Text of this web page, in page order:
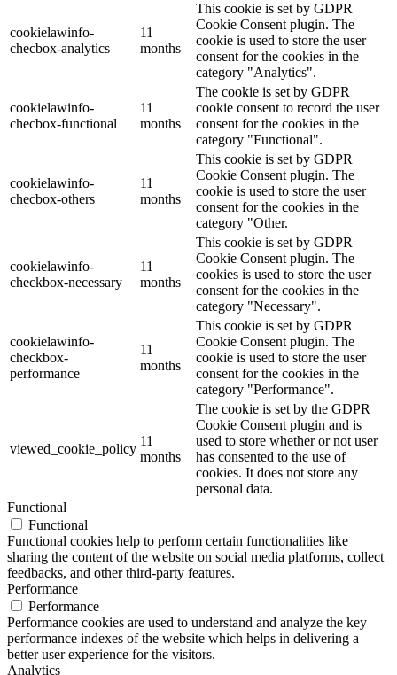
cookielawinfo-
checbox-analytics
11
months
This cookie is set by GDPR
Cookie Consent plugin. The
cookie is used to store the user
consent for the cookies in the
category "Analytics".
cookielawinfo-
checbox-functional
11
months
The cookie is set by GDPR
cookie consent to record the user
consent for the cookies in the
category "Functional".
cookielawinfo-
checbox-others
11
months
This cookie is set by GDPR
Cookie Consent plugin. The
cookie is used to store the user
consent for the cookies in the
category "Other.
cookielawinfo-
checkbox-necessary
11
months
This cookie is set by GDPR
Cookie Consent plugin. The
cookies is used to store the user
consent for the cookies in the
category "Necessary".
cookielawinfo-
checkbox-
performance
11
months
This cookie is set by GDPR
Cookie Consent plugin. The
cookie is used to store the user
consent for the cookies in the
category "Performance".
viewed_cookie_policy
11
months
The cookie is set by the GDPR
Cookie Consent plugin and is
used to store whether or not user
has consented to the use of
cookies. It does not store any
personal data.
Functional
Functional
Functional cookies help to perform certain functionalities like
sharing the content of the website on social media platforms, collect
feedbacks, and other third-party features.
Performance
Performance
Performance cookies are used to understand and analyze the key
performance indexes of the website which helps in delivering a
better user experience for the visitors.
Analytics